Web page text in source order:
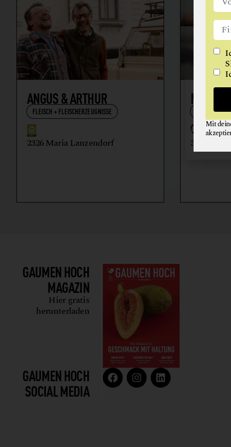
ANGUS & ARTHUR
FLEISCH + FLEISCHERZEUGNISSE
2326 Maria Lanzendorf 3512
GAUMEN HOCH
MAGAZIN
Hier gratis
herunterladen
GAUMEN HOCH
SOCIAL MEDIA
Mit